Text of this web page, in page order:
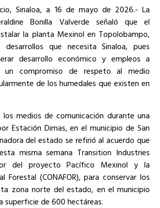
Sinaloa, a 16 de mayo de 2026.- La
Bonilla Valverde señaló que el
la planta Mexinol en Topolobampo,
que necesita Sinaloa, pues
desarrollo económico y empleos a
un compromiso de respeto al medio
de los humedales que existen en
medios de comunicación durante una
Estación Dimas, en el municipio de San
del estado se refirió al acuerdo que
misma semana Transition Industries
del proyecto Pacífico Mexinol y la
Forestal (CONAFOR), para conservar los
zona norte del estado, en el municipio
superficie de 600 hectáreas.